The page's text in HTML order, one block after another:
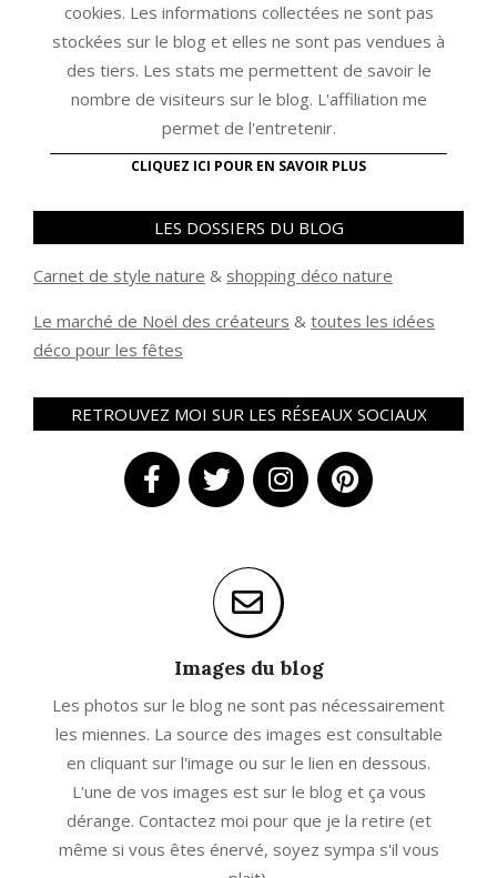
cookies. Les informations collectées ne sont pas
stockées sur le blog et elles ne sont pas vendues à
des tiers. Les stats me permettent de savoir le
nombre de visiteurs sur le blog. L'affiliation me
permet de l'entretenir.
CLIQUEZ ICI POUR EN SAVOIR PLUS
LES DOSSIERS DU BLOG
Carnet de style nature & shopping déco nature
Le marché de Noël des créateurs & toutes les idées
déco pour les fêtes
RETROUVEZ MOI SUR LES RÉSEAUX SOCIAUX
Images du blog
Les photos sur le blog ne sont pas nécessairement
les miennes. La source des images est consultable
en cliquant sur l'image ou sur le lien en dessous.
L'une de vos images est sur le blog et ça vous
dérange. Contactez moi pour que je la retire (et
même si vous êtes énervé, soyez sympa s'il vous